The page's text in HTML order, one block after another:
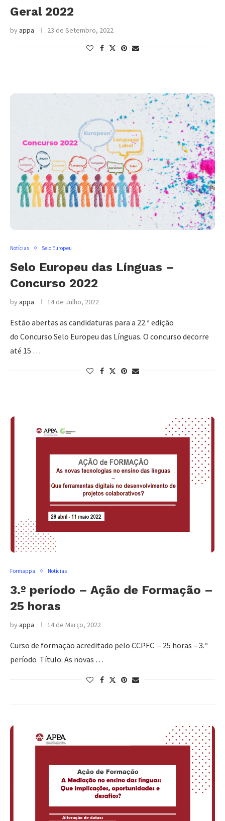
Geral 2022
byappa 23 de Setembro, 2022
Notícias Selo Europeu
Selo Europeu das Línguas –
Concurso 2022
byappa 14 de Julho, 2022
Estão abertas as candidaturas para a 22.ª edição
do Concurso Selo Europeu das Línguas. O concurso decorre
até 15 …
Formappa Notícias
3.º período – Ação de Formação –
25 horas
byappa 14 de Março, 2022
Curso de formação acreditado pelo CCPFC – 25 horas – 3.º
período Título: As novas …